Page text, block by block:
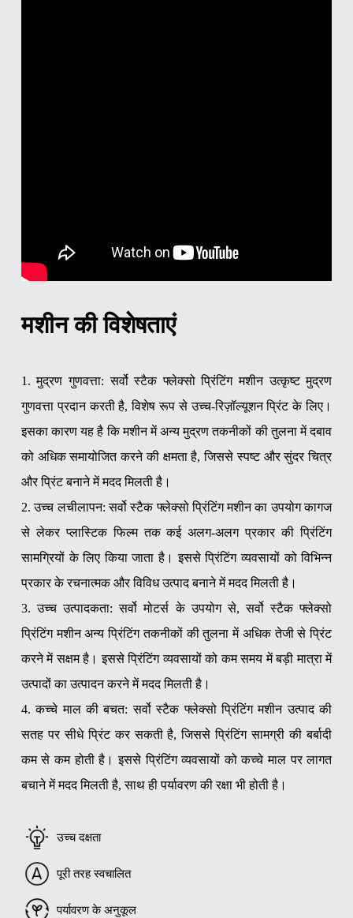
मशीन की विशेषताएं
1. मुद्रण गुणवत्ता: सर्वो स्टैक फ्लेक्सो प्रिंटिंग मशीन उत्कृष्ट मुद्रण
गुणवत्ता प्रदान करती है, विशेष रूप से उच्च-रिज़ॉल्यूशन प्रिंट के लिए।
इसका कारण यह है कि मशीन में अन्य मुद्रण तकनीकों की तुलना में दबाव
को अधिक समायोजित करने की क्षमता है, जिससे स्पष्ट और सुंदर चित्र
और प्रिंट बनाने में मदद मिलती है।
2. उच्च लचीलापन: सर्वो स्टैक फ्लेक्सो प्रिंटिंग मशीन का उपयोग कागज
से लेकर प्लास्टिक फिल्म तक कई अलग-अलग प्रकार की प्रिंटिंग
सामग्रियों के लिए किया जाता है। इससे प्रिंटिंग व्यवसायों को विभिन्न
प्रकार के रचनात्मक और विविध उत्पाद बनाने में मदद मिलती है।
3. उच्च उत्पादकता: सर्वो मोटर्स के उपयोग से, सर्वो स्टैक फ्लेक्सो
प्रिंटिंग मशीन अन्य प्रिंटिंग तकनीकों की तुलना में अधिक तेजी से प्रिंट
करने में सक्षम है। इससे प्रिंटिंग व्यवसायों को कम समय में बड़ी मात्रा में
उत्पादों का उत्पादन करने में मदद मिलती है।
4. कच्चे माल की बचत: सर्वो स्टैक फ्लेक्सो प्रिंटिंग मशीन उत्पाद की
सतह पर सीधे प्रिंट कर सकती है, जिससे प्रिंटिंग सामग्री की बर्बादी
कम से कम होती है। इससे प्रिंटिंग व्यवसायों को कच्चे माल पर लागत
बचाने में मदद मिलती है, साथ ही पर्यावरण की रक्षा भी होती है।
उच्च दक्षता
पूरी तरह स्वचालित
पर्यावरण के अनुकूल